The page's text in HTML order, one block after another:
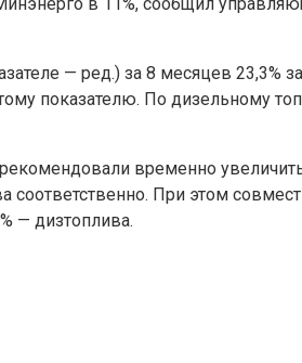
— ред.) за 8 месяцев 23,3%
показателю. По дизельному
временно
соответственно. При этом
— дизтоплива.